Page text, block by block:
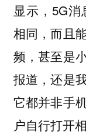
显示，5G
相同，而且
频，甚至是
报道，还是
它都并非手
户自行打开